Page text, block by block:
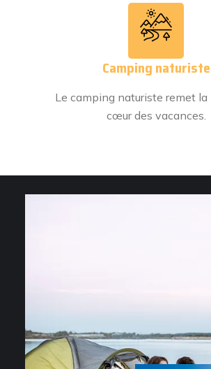
Camping naturiste
Le camping naturiste remet la
cœur des vacances.